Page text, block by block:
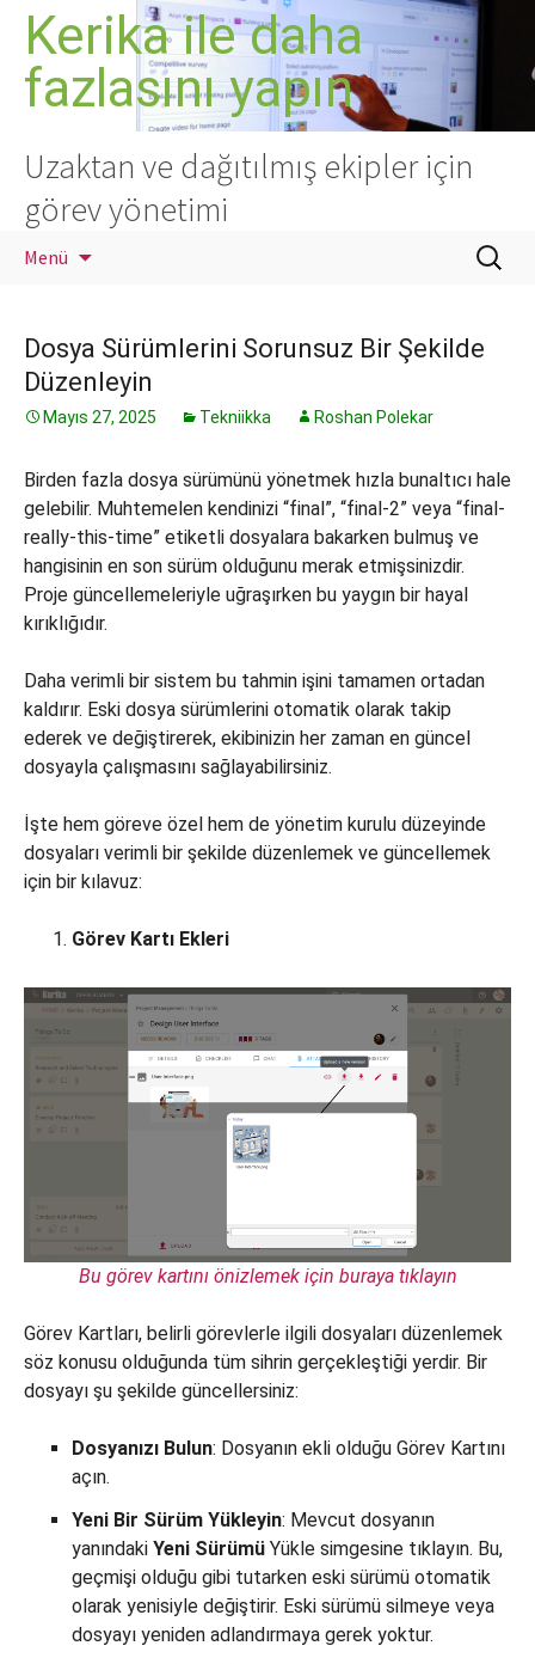
İçeriğeKerika ile daha
fazlasını yapın
Uzaktan ve dağıtılmış ekipler için
görev yönetimi
Menü
Arama:
Dosya Sürümlerini Sorunsuz Bir Şekilde
Düzenleyin
Mayıs 27, 2025 Tekniikka Roshan Polekar
Birden fazla dosya sürümünü yönetmek hızla bunaltıcı hale
gelebilir. Muhtemelen kendinizi “final”, “final-2” veya “final-
really-this-time” etiketli dosyalara bakarken bulmuş ve
hangisinin en son sürüm olduğunu merak etmişsinizdir.
Proje güncellemeleriyle uğraşırken bu yaygın bir hayal
kırıklığıdır.
Daha verimli bir sistem bu tahmin işini tamamen ortadan
kaldırır. Eski dosya sürümlerini otomatik olarak takip
ederek ve değiştirerek, ekibinizin her zaman en güncel
dosyayla çalışmasını sağlayabilirsiniz.
İşte hem göreve özel hem de yönetim kurulu düzeyinde
dosyaları verimli bir şekilde düzenlemek ve güncellemek
için bir kılavuz:
Görev Kartı Ekleri
Bu görev kartını önizlemek için buraya tıklayın
Görev Kartları, belirli görevlerle ilgili dosyaları düzenlemek
söz konusu olduğunda tüm sihrin gerçekleştiği yerdir. Bir
dosyayı şu şekilde güncellersiniz:
Dosyanızı Bulun: Dosyanın ekli olduğu Görev Kartını
açın.
Yeni Bir Sürüm Yükleyin: Mevcut dosyanın
yanındaki Yeni Sürümü Yükle simgesine tıklayın. Bu,
geçmişi olduğu gibi tutarken eski sürümü otomatik
olarak yenisiyle değiştirir. Eski sürümü silmeye veya
dosyayı yeniden adlandırmaya gerek yoktur.